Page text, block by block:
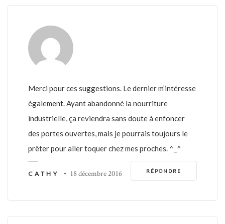
Merci pour ces suggestions. Le dernier m’intéresse
également. Ayant abandonné la nourriture
industrielle, ça reviendra sans doute à enfoncer
des portes ouvertes, mais je pourrais toujours le
prêter pour aller toquer chez mes proches. ^_^
RÉPONDRE
CATHY - 18 décembre 2016